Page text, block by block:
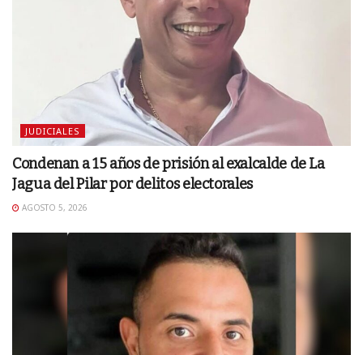
JUDICIALES
Condenan a 15 años de prisión al exalcalde de La
Jagua del Pilar por delitos electorales
AGOSTO 5, 2026